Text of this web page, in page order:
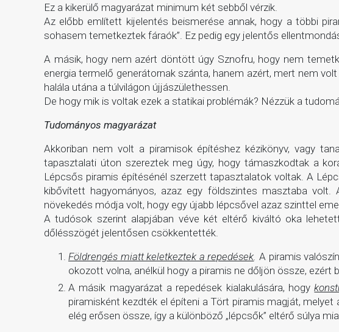
Ez a kikerülő magyarázat minimum két sebből vérzik.
Az előbb említett kijelentés beismerése annak, hogy a többi
sohasem temetkeztek fáraók”. Ez pedig egy jelentős
A másik, hogy nem azért döntött úgy Sznofru, hogy nem
energia termelő generátornak szánta, hanem azért, mert nem
halála utána a túlvilágon újjászülethessen.
De hogy mik is voltak ezek a statikai problémák? Nézzük a
Tudományos magyarázat
Akkoriban nem volt a piramisok építéshez kézikönyv, vagy
tapasztalati úton szereztek meg úgy, hogy támaszkodtak a
Lépcsős piramis építésénél szerzett tapasztalatok voltak. A
kibővített hagyományos, azaz egy földszintes masztaba
növekedés módja volt, hogy egy újabb lépcsővel azaz szinttel
A tudósok szerint alapjában véve két eltérő kiváltó oka
dőlésszögét jelentősen csökkentették.
Földrengés miatt keletkeztek a repedések. A piramis
okozott volna, anélkül hogy a piramis ne dőljön össze,
A másik magyarázat a repedések kialakulására, hogy
piramisként kezdték el építeni a Tört piramis magját,
elég erősen össze, így a különböző „lépcsők” eltérő súlya